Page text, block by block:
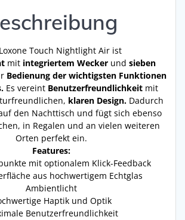
Touch Nightlight Air ist
mit integriertem Wecker und sieben
Bedienung der wichtigsten Funktionen
Es vereint Benutzerfreundlichkeit mit
klaren Design.Dadurch
den Nachttisch und fügt sich ebenso
in Regalen und an vielen weiteren
Orten perfekt ein.
Features:
mit optionalem Klick-Feedback
aus hochwertigem Echtglas
Ambientlicht
Haptik und Optik
Benutzerfreundlichkeit